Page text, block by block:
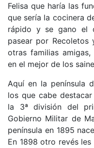
Felisa que haría las
que sería la cocinera
rápido y se gano el
pasear por
otras familias
en el mejor de los
Aquí en la península
los que cabe
la 3ª división del
Gobierno Militar de
península en 1895
En 1898 otro revés